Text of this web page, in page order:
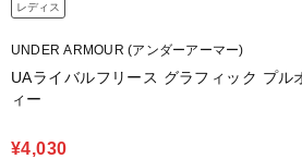
レディス
UNDER ARMOUR (アンダーアーマー)
UAライバルフリース グラフィック プル
ィー
¥4,030